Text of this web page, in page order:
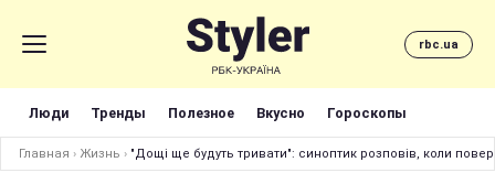
rbc.ua
Люди Тренды Полезное Вкусно Гороскопы
Главная › Жизнь › "Дощі ще будуть тривати": синоптик розповів, коли